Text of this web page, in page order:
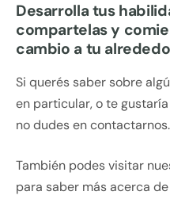
Desarrolla tus
compartelas y
cambio a tu
Si querés saber sobre
en particular, o te
no dudes en contactarnos.
También podes visitar
para saber más acerca